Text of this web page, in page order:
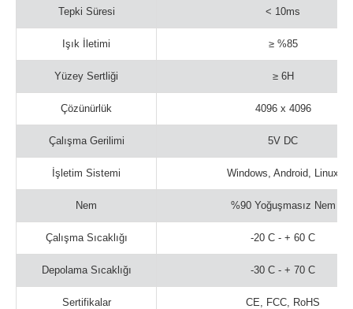
Tepki Süresi < 10ms
Işık İletimi ≥ %85
Yüzey Sertliği ≥ 6H
Çözünürlük 4096 x 4096
Çalışma Gerilimi 5V DC
İşletim Sistemi Windows, Android, Linux
Nem %90 Yoğuşmasız Nem
Çalışma Sıcaklığı -20 C - + 60 C
Depolama Sıcaklığı -30 C - + 70 C
Sertifikalar CE, FCC, RoHS